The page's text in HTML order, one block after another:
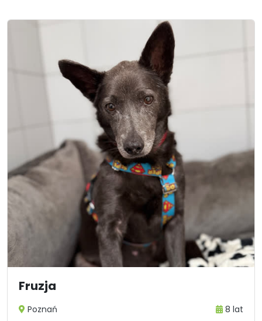
Fruzja
Poznań 8 lat